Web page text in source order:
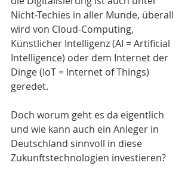
Nicht-Techies in aller Munde, überall
wird von Cloud-Computing,
Künstlicher Intelligenz (AI = Artificial
Intelligence) oder dem Internet der
Dinge (IoT = Internet of Things)
geredet.
Doch worum geht es da eigentlich
und wie kann auch ein Anleger in
Deutschland sinnvoll in diese
Zukunftstechnologien investieren?